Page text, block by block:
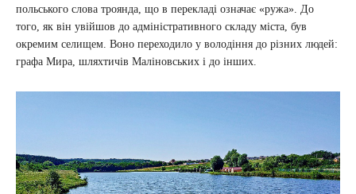
польського слова троянда, що в перекладі означає «ружа». До
того, як він увійшов до адміністративного складу міста, був
окремим селищем. Воно переходило у володіння до різних людей:
графа Мира, шляхтичів Маліновських і до інших.